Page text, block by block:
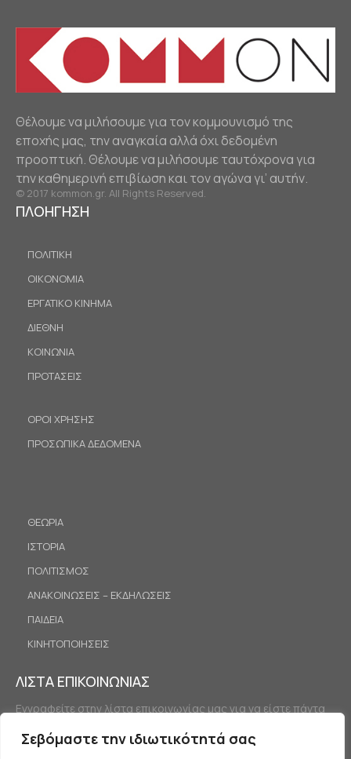
Σεβόμαστε την ιδιωτικότητά σας
Θέλουμε να μιλήσουμε για τον κομμουνισμό της
εποχής μας, την αναγκαία αλλά όχι δεδομένη
προοπτική. Θέλουμε να μιλήσουμε ταυτόχρονα για
την καθημερινή επιβίωση και τον αγώνα γι’ αυτήν.
© 2017 kommon.gr. All Rights Reserved.
ΠΛΟΗΓΗΣΗ
ΠΟΛΙΤΙΚΗ
ΟΙΚΟΝΟΜΙΑ
ΕΡΓΑΤΙΚΟ ΚΙΝΗΜΑ
ΔΙΕΘΝΗ
ΚΟΙΝΩΝΙΑ
ΠΡΟΤΑΣΕΙΣ
ΟΡΟΙ ΧΡΗΣΗΣ
ΠΡΟΣΩΠΙΚΑ ΔΕΔΟΜΕΝΑ
ΘΕΩΡΙΑ
ΙΣΤΟΡΙΑ
ΠΟΛΙΤΙΣΜΟΣ
ΑΝΑΚΟΙΝΩΣΕΙΣ – ΕΚΔΗΛΩΣΕΙΣ
ΠΑΙΔΕΙΑ
ΚΙΝΗΤΟΠΟΙΗΣΕΙΣ
ΛΙΣΤΑ ΕΠΙΚΟΙΝΩΝΙΑΣ
Εγγραφείτε στην λίστα επικοινωνίας μας για να είστε πάντα